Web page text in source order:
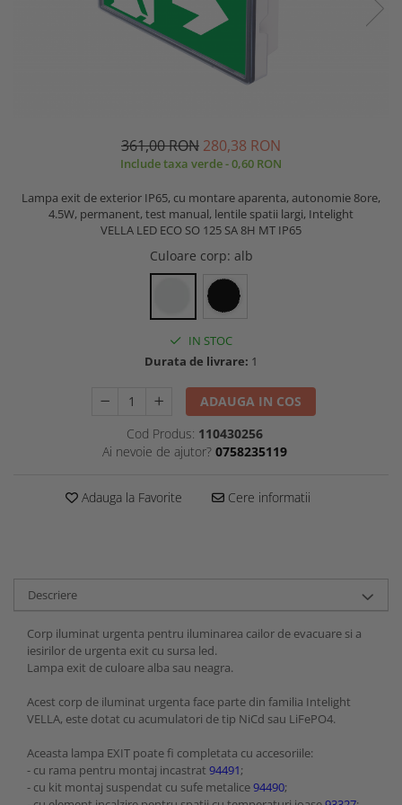
361,00 RON 280,38 RON
Include taxa verde - 0,60 RON
Lampa exit de exterior IP65, cu montare aparenta, autonomie 8ore,
4.5W, permanent, test manual, lentile spatii largi, Intelight
VELLA LED ECO SO 125 SA 8H MT IP65
Culoare corp: alb
IN STOC
Durata de livrare: 1
ADAUGA IN COS
Cod Produs: 110430256
Ai nevoie de ajutor? 0758235119
Adauga la Favorite Cere informatii
Descriere
Corp iluminat urgenta pentru iluminarea cailor de evacuare si a
iesirilor de urgenta exit cu sursa led.
Lampa exit de culoare alba sau neagra.
Acest corp de iluminat urgenta face parte din familia Intelight
VELLA, este dotat cu acumulatori de tip NiCd sau LiFePO4.
Aceasta lampa EXIT poate fi completata cu accesoriile:
- cu rama pentru montaj incastrat 94491;
- cu kit montaj suspendat cu sufe metalice94490;